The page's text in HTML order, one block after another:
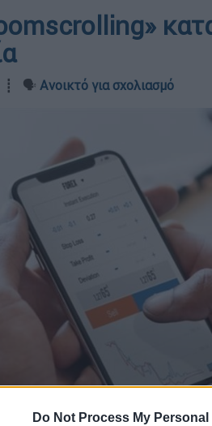
Do Not Process My
┋ 🗣️ Ανοικτό για σχολιασμό